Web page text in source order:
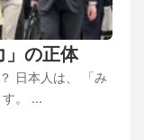
」の正体
日本人は、 「み
。 ...